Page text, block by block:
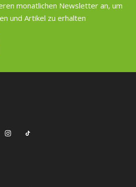
monatlichen Newsletter an, um
und Artikel zu erhalten